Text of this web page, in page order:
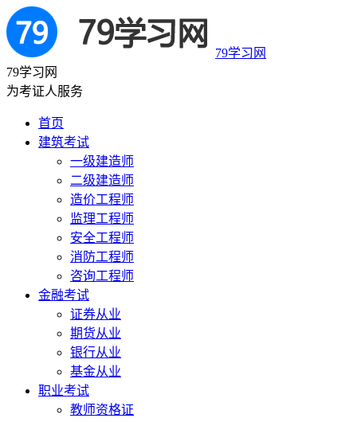
79学习网
79学习网
为考证人服务
首页
建筑考试
一级建造师
二级建造师
造价工程师
监理工程师
安全工程师
消防工程师
咨询工程师
金融考试
证券从业
期货从业
银行从业
基金从业
职业考试
教师资格证